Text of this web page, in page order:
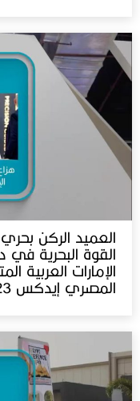
العميد الركن
القوة البحرية في
الإمارات العربية
المصري إيدكس 2023